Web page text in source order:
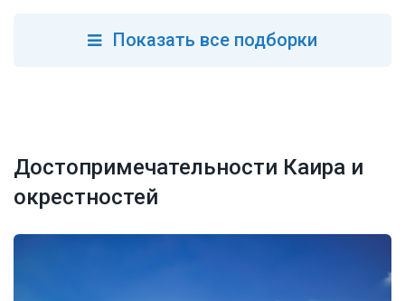
Показать все подборки
Достопримечательности Каира и
окрестностей